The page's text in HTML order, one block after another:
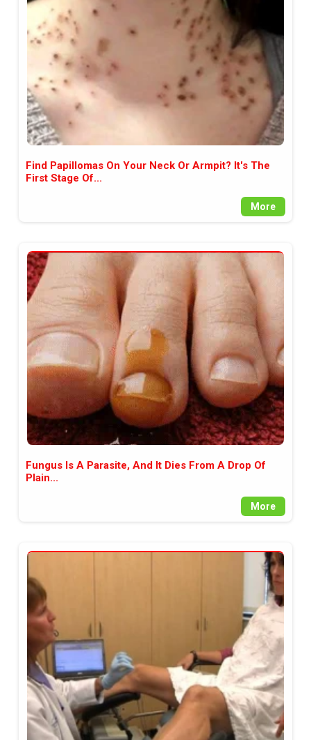
аудитория, затова държим на
прозрачност и коректност от
наша страна. Поднасяме ви
новините такива, каквито са. В
пълния си потенциал.
Find Papillomas On Your Neck Or Armpit? It's The
First Stage Of...
More
Fungus Is A Parasite, And It Dies From A Drop Of
Plain...
More